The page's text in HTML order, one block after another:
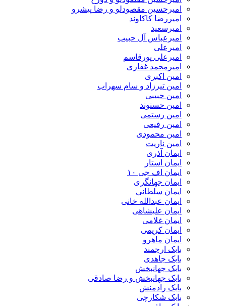
امیرحسین مقصودلو و رضا پیشرو
امیررضا کاکاوند
امیرسعید
امیرعباس آل حبیب
امیرعلی
امیرعلی پورقاسم
امیرمحمد غفاری
امین اکبری
امین تیرزاد و سام سهراب
امین حبیبی
امین حسنوند
امین رستمی
امین رفیعی
امین محمودی
امین ناریت
ایمان آذری
ایمان استار
ایمان اف جی ۱۰
ایمان جهانگری
ایمان سلطانی
ایمان عبدالله خانی
ایمان علیشاهی
ایمان غلامی
ایمان کریمی
ایمان ماهرو
بابک ارجمند
بابک جاهدی
بابک جهانبخش
بابک جهانبخش و رضا صادقی
بابک رادمنش
بابک شکارچی